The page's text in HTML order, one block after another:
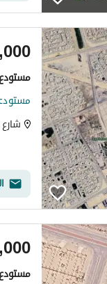
مستودع
مستودع